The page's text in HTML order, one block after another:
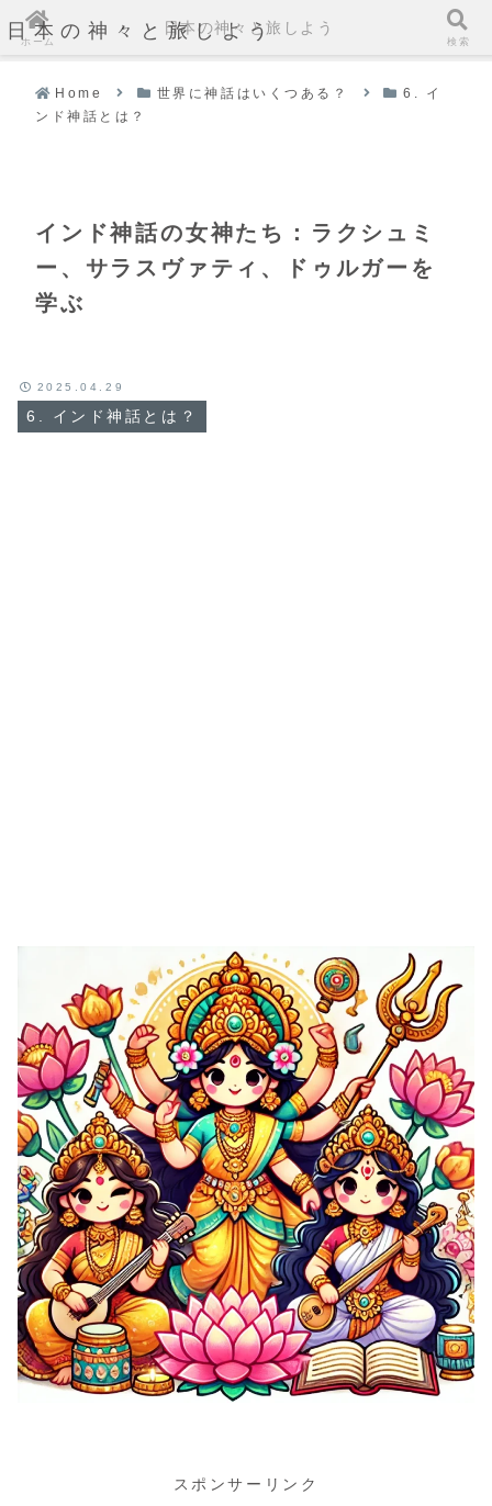
日本の神々と旅しよう
Home 世界に神話はいくつある？
6. イ
ンド神話とは？
インド神話の女神たち：ラクシュミ
ー、サラスヴァティ、ドゥルガーを
学ぶ
6. インド神話とは？
2025.04.29
スポンサーリンク
ホーム
日本の神々と旅しよう
検索